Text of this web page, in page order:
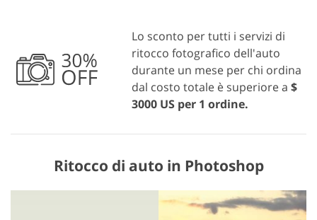
Lo sconto per tutti i servizi di
ritocco fotografico dell'auto
durante un mese per chi ordina
dal costo totale è superiore a $
3000 US per 1 ordine.
Ritocco di auto in Photoshop